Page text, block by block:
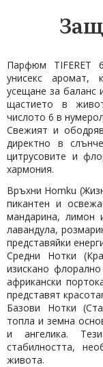
Парфюм TIFERET
унисекс аромат,
усещане за баланс
щастието в
числото 6 в
Свежият и
директно в
цитрусовите и
хармония.
Връхни Homku
пикантен и
мандарина, лимон
лавандула,
представяйки
Средни Нотки
изискано
африкански
представят
Базови Нотки
топла и земна
и ангелика.
стабилността,
живота.